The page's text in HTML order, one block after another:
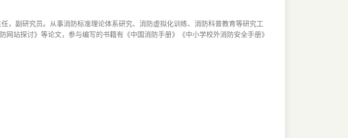
，副研究员。从事消防标准理论体系研究、消防虚拟化训练、消防科普教育等研究工
站探讨》等论文，参与编写的书籍有《中国消防手册》《中小学校外消防安全手册》